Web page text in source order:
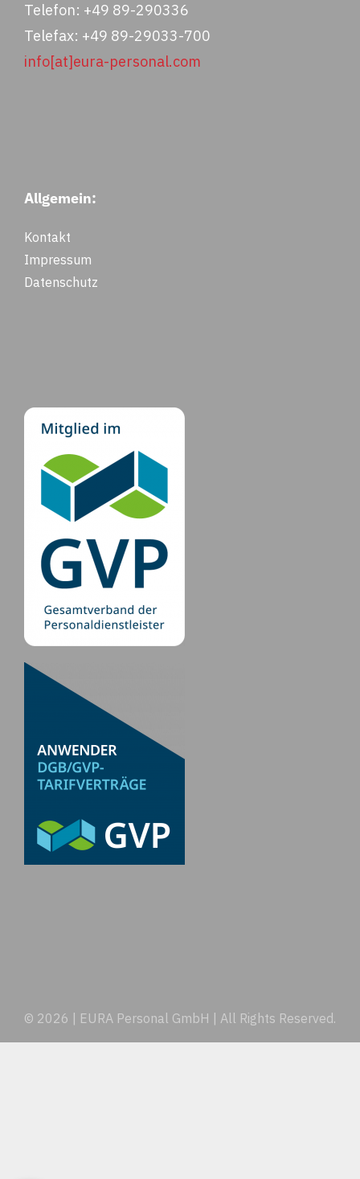
Telefon: +49 89-290336
Telefax: +49 89-29033-700
info[at]eura-personal.com
Allgemein:
Kontakt
Impressum
Datenschutz
© 2026 | EURA Personal GmbH | All Rights Reserved.